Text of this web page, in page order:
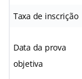
Taxa de inscrição
Data da prova
objetiva